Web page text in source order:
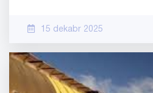
15 dekabr 2025